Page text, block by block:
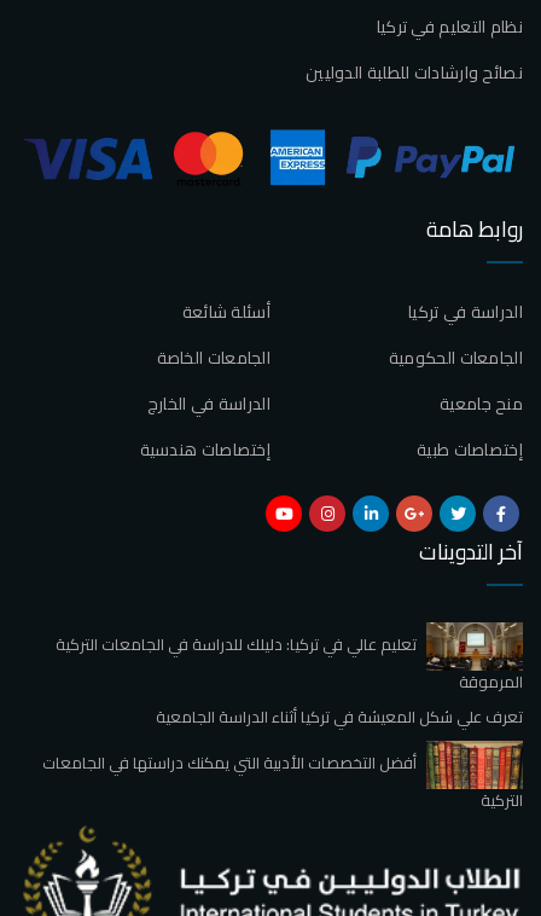
نظام التعليم في تركيا
نصائح وارشادات للطلبة الدوليين
روابط هامة
أسئلة شائعة
الدراسة في تركيا
الجامعات الخاصة
الجامعات الحكومية
الدراسة في الخارج
منح جامعية
إختصاصات هندسية
إختصاصات طبية
آخر التدوينات
تعليم عالي في تركيا: دليلك للدراسة في الجامعات التركية
المرموقة
تعرف علي شكل المعيشة في تركيا أثناء الدراسة الجامعية
أفضل التخصصات الأدبية التي يمكنك دراستها في الجامعات
التركية